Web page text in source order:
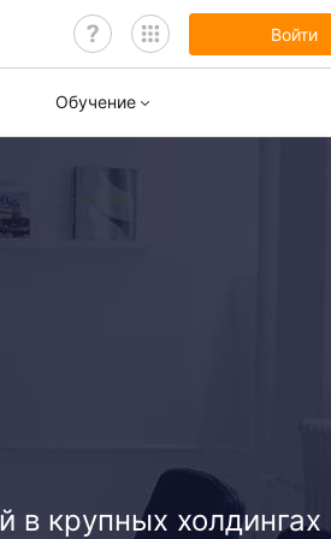
Войти
Обучение
обучения
в крупных холдингах